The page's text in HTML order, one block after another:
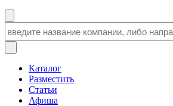
Каталог
Разместить
Статьи
Афиша